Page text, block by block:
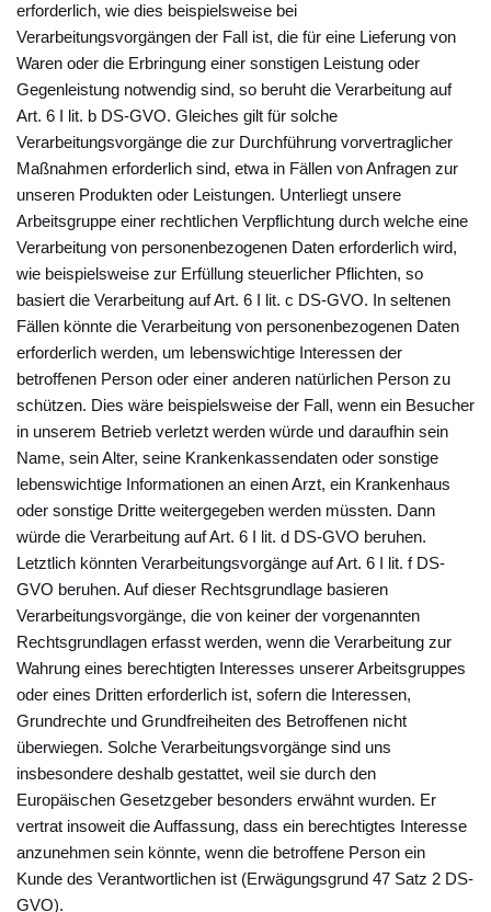
erforderlich, wie dies beispielsweise bei
Verarbeitungsvorgängen der Fall ist, die für eine Lieferung von
Waren oder die Erbringung einer sonstigen Leistung oder
Gegenleistung notwendig sind, so beruht die Verarbeitung auf
Art. 6 I lit. b DS-GVO. Gleiches gilt für solche
Verarbeitungsvorgänge die zur Durchführung vorvertraglicher
Maßnahmen erforderlich sind, etwa in Fällen von Anfragen zur
unseren Produkten oder Leistungen. Unterliegt unsere
Arbeitsgruppe einer rechtlichen Verpflichtung durch welche eine
Verarbeitung von personenbezogenen Daten erforderlich wird,
wie beispielsweise zur Erfüllung steuerlicher Pflichten, so
basiert die Verarbeitung auf Art. 6 I lit. c DS-GVO. In seltenen
Fällen könnte die Verarbeitung von personenbezogenen Daten
erforderlich werden, um lebenswichtige Interessen der
betroffenen Person oder einer anderen natürlichen Person zu
schützen. Dies wäre beispielsweise der Fall, wenn ein Besucher
in unserem Betrieb verletzt werden würde und daraufhin sein
Name, sein Alter, seine Krankenkassendaten oder sonstige
lebenswichtige Informationen an einen Arzt, ein Krankenhaus
oder sonstige Dritte weitergegeben werden müssten. Dann
würde die Verarbeitung auf Art. 6 I lit. d DS-GVO beruhen.
Letztlich könnten Verarbeitungsvorgänge auf Art. 6 I lit. f DS-
GVO beruhen. Auf dieser Rechtsgrundlage basieren
Verarbeitungsvorgänge, die von keiner der vorgenannten
Rechtsgrundlagen erfasst werden, wenn die Verarbeitung zur
Wahrung eines berechtigten Interesses unserer Arbeitsgruppes
oder eines Dritten erforderlich ist, sofern die Interessen,
Grundrechte und Grundfreiheiten des Betroffenen nicht
überwiegen. Solche Verarbeitungsvorgänge sind uns
insbesondere deshalb gestattet, weil sie durch den
Europäischen Gesetzgeber besonders erwähnt wurden. Er
vertrat insoweit die Auffassung, dass ein berechtigtes Interesse
anzunehmen sein könnte, wenn die betroffene Person ein
Kunde des Verantwortlichen ist (Erwägungsgrund 47 Satz 2 DS-
GVO).